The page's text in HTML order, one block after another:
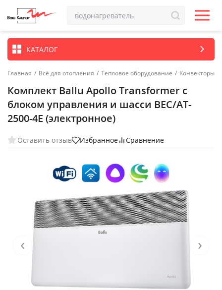
КАТАЛОГ
Главная / Всё для отопления / Тепловое оборудование / Конвекторы
Комплект Ballu Apollo Transformer с
блоком управления и шасси BEC/AT-
2500-4E (электронное)
Оставить отзыв Избранное Сравнение
‹ ›